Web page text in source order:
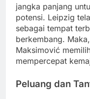
jangka panjang
potensi. Leipzig
sebagai tempat
berkembang.
Maksimović
mempercepat
Peluang dan